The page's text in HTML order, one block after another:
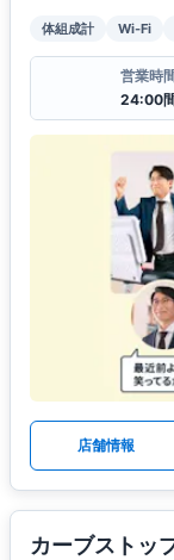
体組成計 Wi-Fi
営業時
24:00
店舗情報
カーブストッ